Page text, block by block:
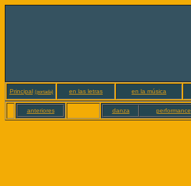
Principal (portada) en las letras en la música
anteriores danza performance